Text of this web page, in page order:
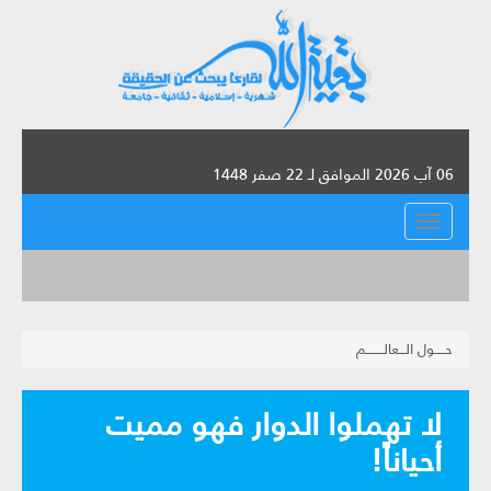
06 آب 2026 الموافق لـ 22 صفر 1448
القائمة
حـــــول الـــعالــــــــم
لا تهملوا الدوار فهو مميت
أحياناً!